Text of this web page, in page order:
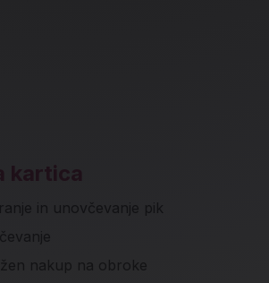
kartica
in unovčevanje pik
nakup na obroke